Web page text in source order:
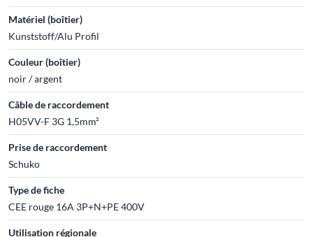
Matériel (boîtier)
Kunststoff/Alu Profil
Couleur (boîtier)
noir / argent
Câble de raccordement
H05VV-F 3G 1,5mm²
Prise de raccordement
Schuko
Type de fiche
CEE rouge 16A 3P+N+PE 400V
Utilisation régionale